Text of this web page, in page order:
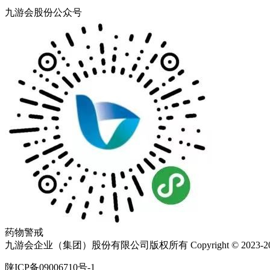
九游会股份公众号
药物警戒
九游会企业（集团）股份有限公司版权所有 Copyright © 2023-
陕ICP备09006710号-1